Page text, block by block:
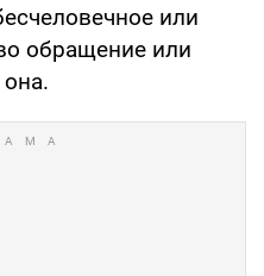
или
обращение или